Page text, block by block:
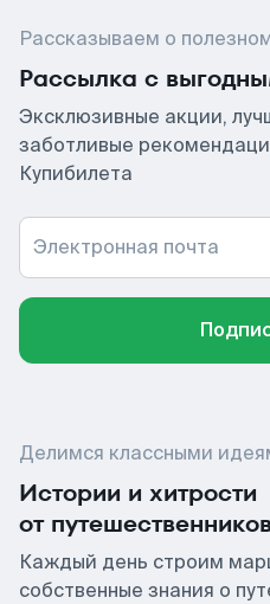
Рассказываем о
Рассылка с
Эксклюзивные акции,
заботливые
Купибилета
Электронная почта
Делимся классными
Истории и хитрости
от
Каждый день строим
собственные знания о